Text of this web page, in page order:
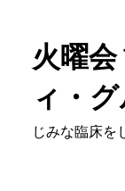
火曜
ィ・
じみな臨床を